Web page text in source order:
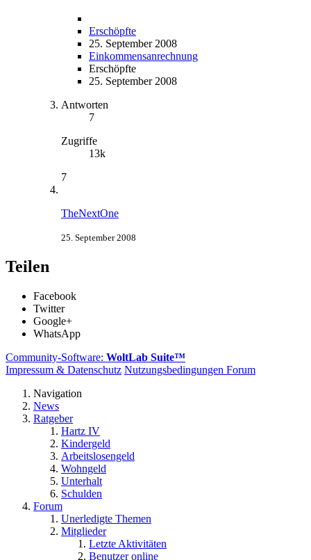
Erschöpfte
25. September 2008
Einkommensanrechnung
Erschöpfte
25. September 2008
Antworten
7
Zugriffe
13k
7
TheNextOne
25. September 2008
Teilen
Facebook
Twitter
Google+
WhatsApp
Community-Software: WoltLab Suite™
Impressum & Datenschutz Nutzungsbedingungen Forum
Navigation
News
Ratgeber
Hartz IV
Kindergeld
Arbeitslosengeld
Wohngeld
Unterhalt
Schulden
Forum
Unerledigte Themen
Mitglieder
Letzte Aktivitäten
Benutzer online